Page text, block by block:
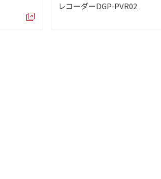
レコーダーDGP-PVR02